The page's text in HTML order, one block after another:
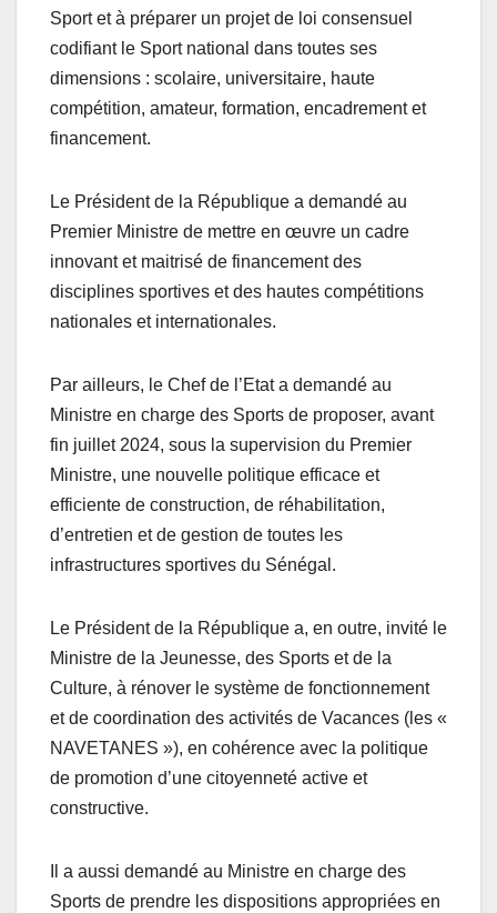
Sport et à préparer un projet de loi consensuel
codifiant le Sport national dans toutes ses
dimensions : scolaire, universitaire, haute
compétition, amateur, formation, encadrement et
financement.
Le Président de la République a demandé au
Premier Ministre de mettre en œuvre un cadre
innovant et maitrisé de financement des
disciplines sportives et des hautes compétitions
nationales et internationales.
Par ailleurs, le Chef de l’Etat a demandé au
Ministre en charge des Sports de proposer, avant
fin juillet 2024, sous la supervision du Premier
Ministre, une nouvelle politique efficace et
efficiente de construction, de réhabilitation,
d’entretien et de gestion de toutes les
infrastructures sportives du Sénégal.
Le Président de la République a, en outre, invité le
Ministre de la Jeunesse, des Sports et de la
Culture, à rénover le système de fonctionnement
et de coordination des activités de Vacances (les «
NAVETANES »), en cohérence avec la politique
de promotion d’une citoyenneté active et
constructive.
Il a aussi demandé au Ministre en charge des
Sports de prendre les dispositions appropriées en